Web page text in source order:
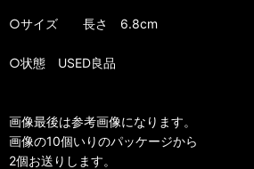
○サイズ 長さ 6.8cm
○状態 USED良品
画像最後は参考画像になります。
画像の10個いりのパッケージから
2個お送りします。